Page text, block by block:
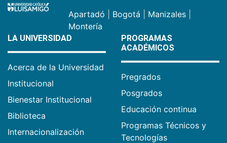
Apartadó Bogotá Manizales
Montería
LA UNIVERSIDAD
Acerca de la Universidad
Institucional
Bienestar Institucional
Biblioteca
Internacionalización
PROGRAMAS
ACADÉMICOS
Pregrados
Posgrados
Educación continua
Programas Técnicos y
Tecnologías